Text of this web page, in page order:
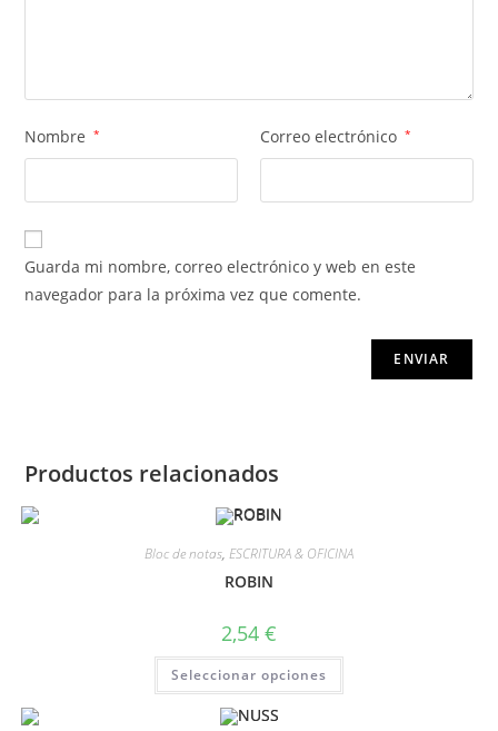
Nombre * Correo electrónico *
Guarda mi nombre, correo electrónico y web en este
navegador para la próxima vez que comente.
Productos relacionados
Bloc de notas, ESCRITURA & OFICINA
ROBIN
2,54 €
Seleccionar opciones